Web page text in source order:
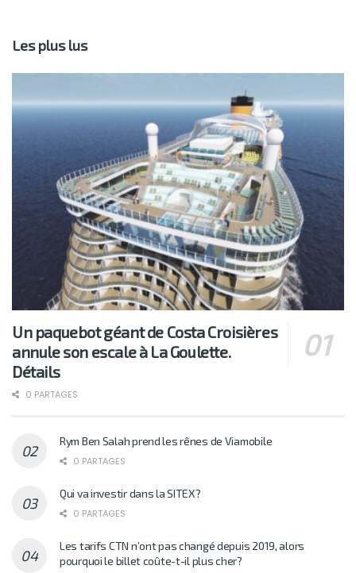
Les plus lus
Un paquebot géant de Costa Croisières
annule son escale à La Goulette.
Détails
0 PARTAGES
Rym Ben Salah prend les rênes de Viamobile
0 PARTAGES
Qui va investir dans la SITEX?
0 PARTAGES
Les tarifs CTN n’ont pas changé depuis 2019, alors
pourquoi le billet coûte-t-il plus cher?